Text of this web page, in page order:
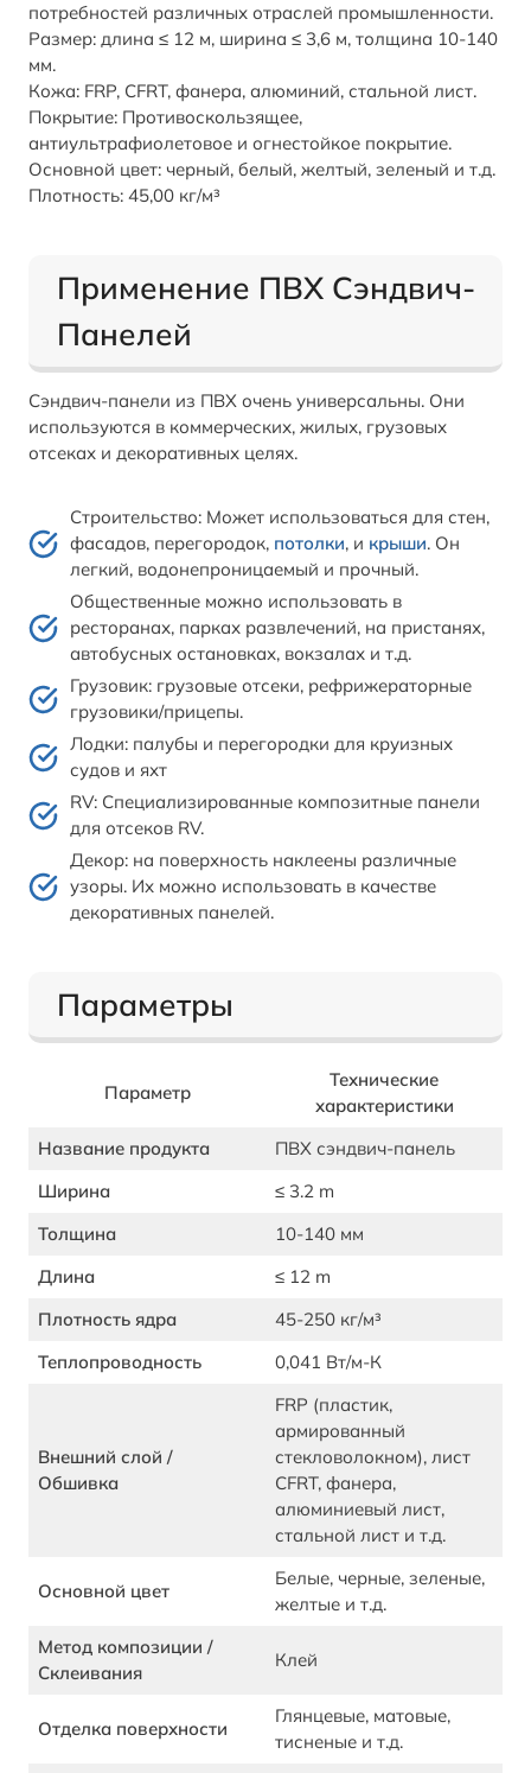
потребностей различных отраслей промышленности.
Размер: длина ≤ 12 м, ширина ≤ 3,6 м, толщина 10-140
мм.
Кожа: FRP, CFRT, фанера, алюминий, стальной лист.
Покрытие: Противоскользящее,
антиультрафиолетовое и огнестойкое покрытие.
Основной цвет: черный, белый, желтый, зеленый и т.д.
Плотность: 45,00 кг/м³
Применение ПВХ Сэндвич-
Панелей
Сэндвич-панели из ПВХ очень универсальны. Они
используются в коммерческих, жилых, грузовых
отсеках и декоративных целях.
Строительство: Может использоваться для стен,
фасадов, перегородок, потолки, и крыши. Он
легкий, водонепроницаемый и прочный.
Общественные можно использовать в
ресторанах, парках развлечений, на пристанях,
автобусных остановках, вокзалах и т.д.
Грузовик: грузовые отсеки, рефрижераторные
грузовики/прицепы.
Лодки: палубы и перегородки для круизных
судов и яхт
RV: Специализированные композитные панели
для отсеков RV.
Декор: на поверхность наклеены различные
узоры. Их можно использовать в качестве
декоративных панелей.
Параметры
Параметр
Технические
характеристики
Название продукта
ПВХ сэндвич-панель
Ширина
≤ 3.2 m
Толщина
10-140 мм
Длина
≤ 12 m
Плотность ядра
45-250 кг/м³
Теплопроводность
0,041 Вт/м-К
Внешний слой /
Обшивка
FRP (пластик,
армированный
стекловолокном), лист
CFRT, фанера,
алюминиевый лист,
стальной лист и т.д.
Основной цвет
Белые, черные, зеленые,
желтые и т.д.
Метод композиции /
Склеивания
Клей
Отделка поверхности
Глянцевые, матовые,
тисненые и т.д.